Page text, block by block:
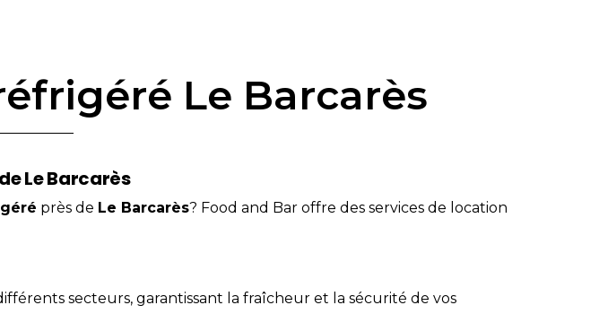
Le Barcarès
Le Barcarès
près de Le Barcarès? Food and Bar offre des services de location
secteurs, garantissant la fraîcheur et la sécurité de vos